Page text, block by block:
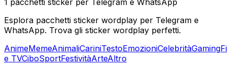
Esplora pacchetti sticker wordplay per Telegram e
WhatsApp. Trova gli sticker wordplay perfetti.
AnimeMemeAnimaliCariniTestoEmozioniCelebritàGaming
e TVCiboSportFestivitàArteAltro